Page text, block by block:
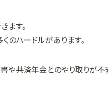
ます。
のハードルがあります。
や共済年金とのやり取りが